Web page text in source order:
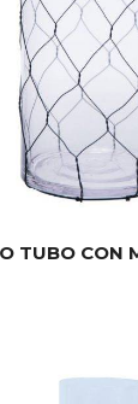
AGREGAR
TUBO CON